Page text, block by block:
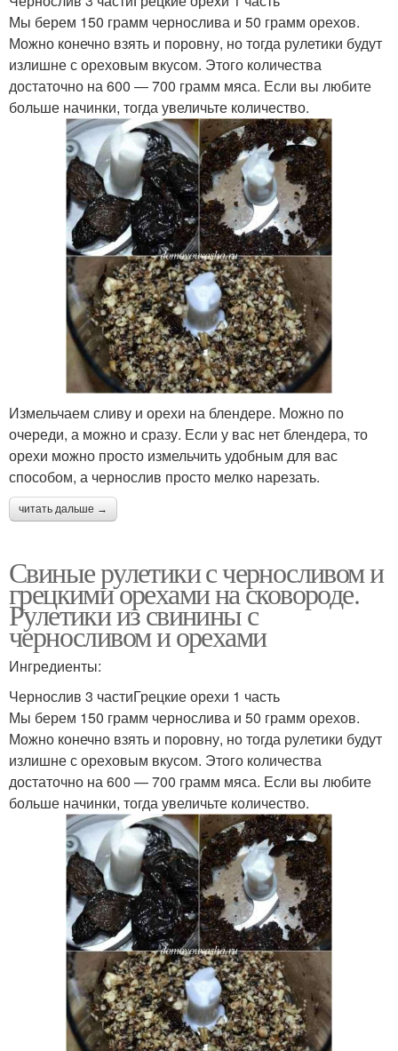
Мы берем 150 грамм чернослива и 50 грамм орехов.
Можно конечно взять и поровну, но тогда рулетики будут
излишне с ореховым вкусом. Этого количества
достаточно на 600 — 700 грамм мяса. Если вы любите
больше начинки, тогда увеличьте количество.
Измельчаем сливу и орехи на блендере. Можно по
очереди, а можно и сразу. Если у вас нет блендера, то
орехи можно просто измельчить удобным для вас
способом, а чернослив просто мелко нарезать.
читать дальше →
Свиные рулетики с черносливом и
грецкими орехами на сковороде.
Рулетики из свинины с
черносливом и орехами
Ингредиенты:
Чернослив 3 частиГрецкие орехи 1 часть
Мы берем 150 грамм чернослива и 50 грамм орехов.
Можно конечно взять и поровну, но тогда рулетики будут
излишне с ореховым вкусом. Этого количества
достаточно на 600 — 700 грамм мяса. Если вы любите
больше начинки, тогда увеличьте количество.